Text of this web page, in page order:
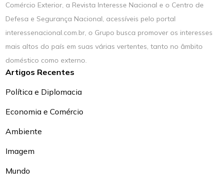
Comércio Exterior, a Revista Interesse Nacional e o Centro de
Defesa e Segurança Nacional, acessíveis pelo portal
interessenacional.com.br, o Grupo busca promover os interesses
mais altos do país em suas várias vertentes, tanto no âmbito
doméstico como externo.
Artigos Recentes
Política e Diplomacia
Economia e Comércio
Ambiente
Imagem
Mundo